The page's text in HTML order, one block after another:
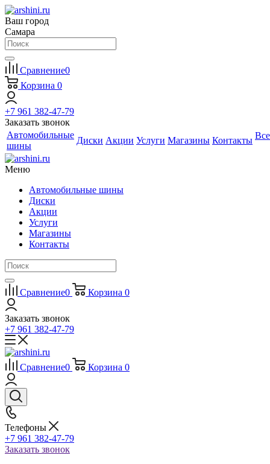
Ваш город
Самара
Сравнение0
Корзина 0
+7 961 382-47-79
Заказать звонок
Автомобильные
шины
Диски Акции Услуги Магазины Контакты Все
Меню
Автомобильные шины
Диски
Акции
Услуги
Магазины
Контакты
Сравнение0 Корзина 0
Заказать звонок
+7 961 382-47-79
Сравнение0 Корзина 0
Телефоны
+7 961 382-47-79
Заказать звонок